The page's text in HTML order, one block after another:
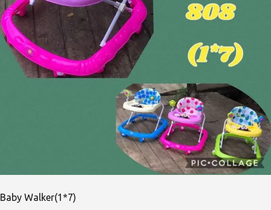
Baby Walker(1*7)